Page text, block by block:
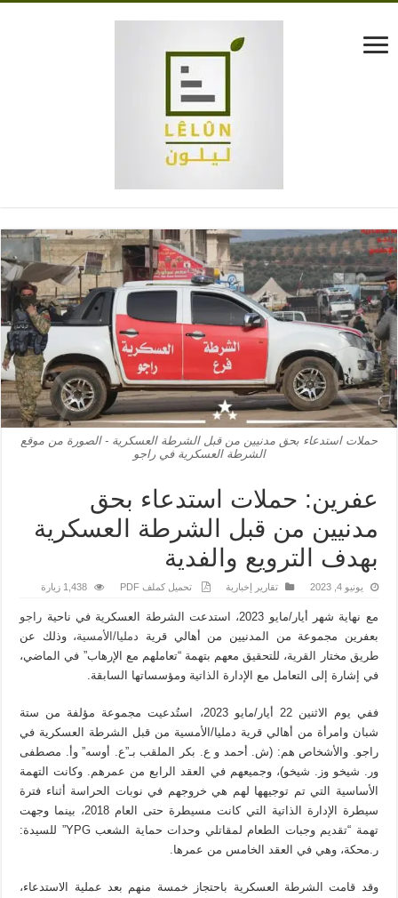
حملات استدعاء بحق مدنيين من قبل الشرطة العسكرية - الصورة من موقع
الشرطة العسكرية في راجو
عفرين: حملات استدعاء بحق
مدنيين من قبل الشرطة العسكرية
بهدف الترويع والفدية
يونيو 4, 2023 تقارير إخبارية تحميل كملف PDF 1,438 زيارة
مع نهاية شهر أيار/مايو 2023، استدعت الشرطة العسكرية في ناحية
راجو
بعفرين مجموعة من المدنيين من أهالي قرية دمليا/الأمسية، وذلك عن
طريق مختار القرية، للتحقيق معهم بتهمة “تعاملهم مع الإرهاب” في الماضي،
في إشارة إلى التعامل مع الإدارة الذاتية ومؤسساتها السابقة.
ففي يوم الاثنين 22 أيار/مايو 2023، استُدعيت مجموعة مؤلفة من ستة
شبان وامرأة من أهالي قرية دمليا/الأمسية من قبل الشرطة العسكرية في
راجو. والأشخاص هم: (ش. أحمد و ع. بكر الملقب بـ”ع. أوسه” وأ. مصطفى
ور. شيخو وز. شيخو)، وجميعهم في العقد الرابع من عمرهم. وكانت التهمة
الأساسية التي تم توجيهها لهم هي خروجهم في نوبات الحراسة أثناء فترة
سيطرة الإدارة الذاتية التي كانت مسيطرة حتى العام 2018، بينما وجهت
تهمة “تقديم وجبات الطعام لمقاتلي وحدات حماية الشعب YPG” للسيدة:
ر.محكة، وهي في العقد الخامس من عمرها.
وقد قامت الشرطة العسكرية باحتجاز خمسة منهم بعد عملية الاستدعاء،